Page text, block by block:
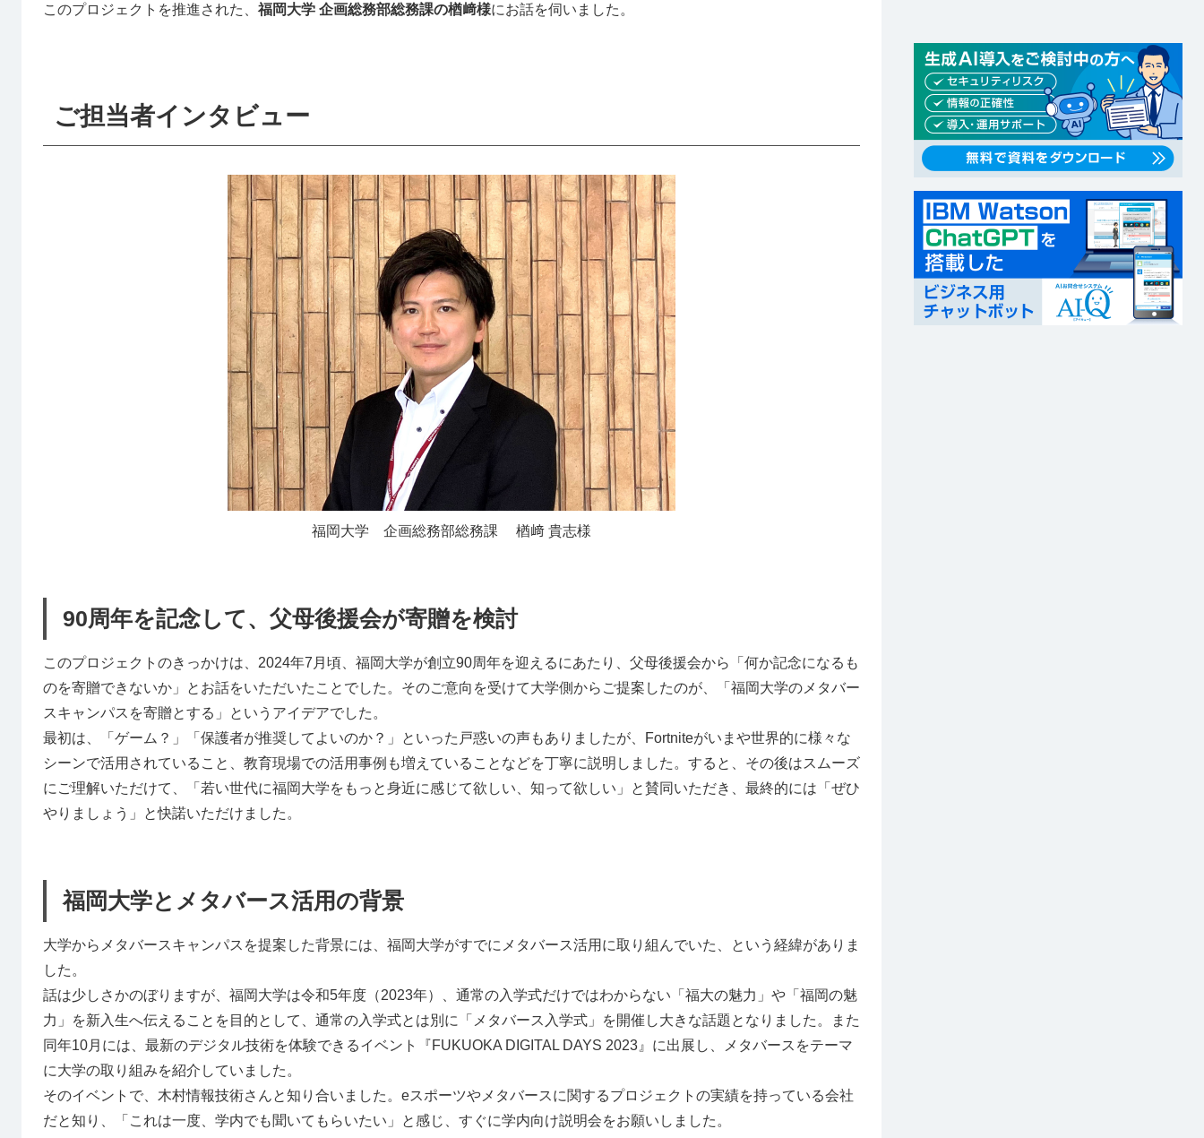
このプロジェクトを推進された、 福岡大学 企画総務部総務課の楢﨑様にお話を伺いました。
ご担当者インタビュー
福岡大学 企画総務部総務課 楢﨑 貴志様
90周年を記念して、父母後援会が寄贈を検討
このプロジェクトのきっかけは、2024年7月頃、福岡大学が創立90周年を迎えるにあたり、父母後援会から「何か記念になるも
のを寄贈できないか」とお話をいただいたことでした。そのご意向を受けて大学側からご提案したのが、「福岡大学のメタバー
スキャンパスを寄贈とする」というアイデアでした。
最初は、「ゲーム？」「保護者が推奨してよいのか？」といった戸惑いの声もありましたが、Fortniteがいまや世界的に様々な
シーンで活用されていること、教育現場での活用事例も増えていることなどを丁寧に説明しました。すると、その後はスムーズ
にご理解いただけて、「若い世代に福岡大学をもっと身近に感じて欲しい、知って欲しい」と賛同いただき、最終的には「ぜひ
やりましょう」と快諾いただけました。
福岡大学とメタバース活用の背景
大学からメタバースキャンパスを提案した背景には、福岡大学がすでにメタバース活用に取り組んでいた、という経緯がありま
した。
話は少しさかのぼりますが、福岡大学は令和5年度（2023年）、通常の入学式だけではわからない「福大の魅力」や「福岡の魅
力」を新入生へ伝えることを目的として、通常の入学式とは別に「メタバース入学式」を開催し大きな話題となりました。また
同年10月には、最新のデジタル技術を体験できるイベント『FUKUOKA DIGITAL DAYS 2023』に出展し、メタバースをテーマ
に大学の取り組みを紹介していました。
そのイベントで、木村情報技術さんと知り合いました。eスポーツやメタバースに関するプロジェクトの実績を持っている会社
だと知り、「これは一度、学内でも聞いてもらいたい」と感じ、すぐに学内向け説明会をお願いしました。